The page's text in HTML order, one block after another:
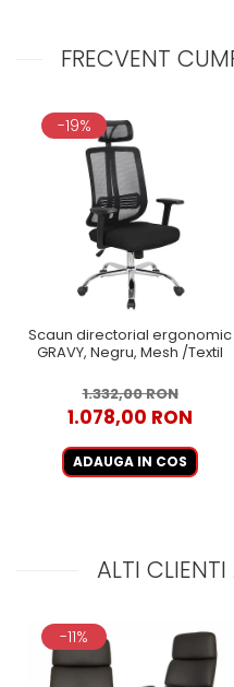
FRECVENT
-19%
Scaun directorial ergonomic
GRAVY, Negru, Mesh /Textil
1.332,00 RON
1.078,00 RON
ADAUGA IN COS
ALTI
-11%